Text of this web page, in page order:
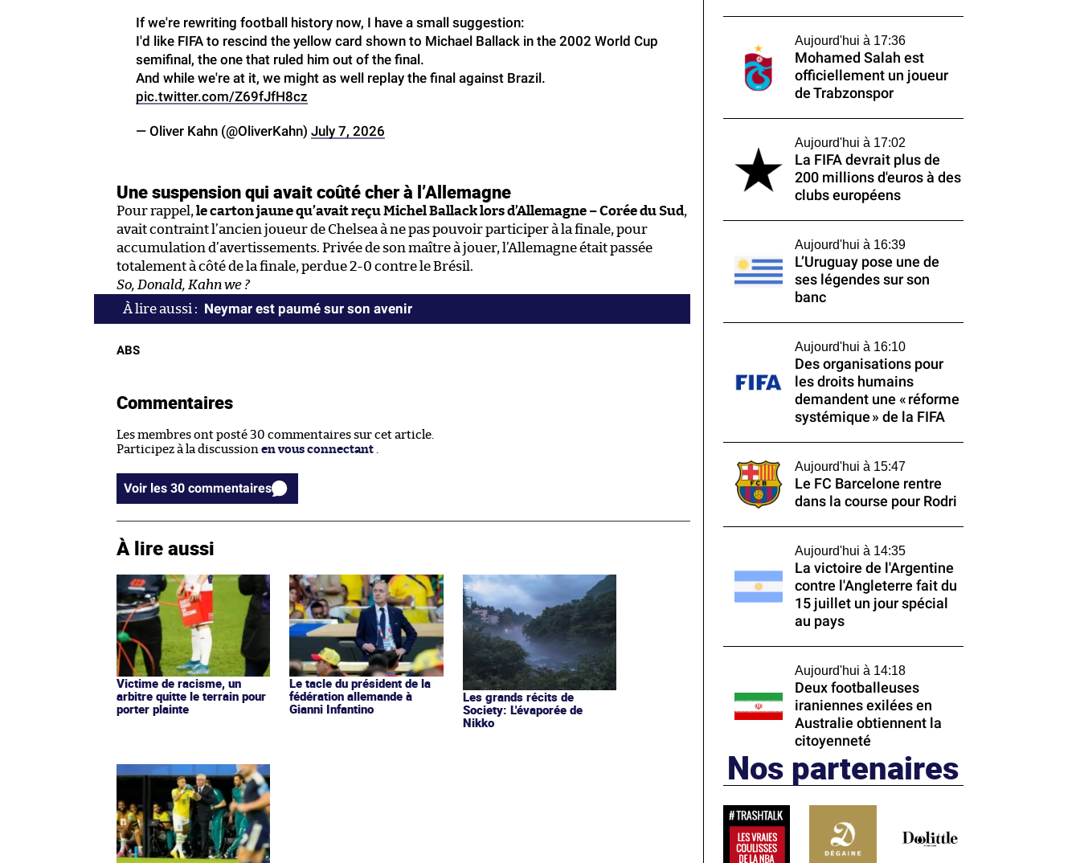
If we're rewriting football history now, I have a small suggestion:
I'd like FIFA to rescind the yellow card shown to Michael Ballack in the 2002 World Cup
semifinal, the one that ruled him out of the final.
And while we're at it, we might as well replay the final against Brazil.
pic.twitter.com/Z69fJfH8cz
— Oliver Kahn (@OliverKahn) July 7, 2026
Une suspension qui avait coûté cher à l’Allemagne
Pour rappel, le carton jaune qu’avait reçu Michel Ballack lors d’Allemagne – Corée du Sud,
avait contraint l’ancien joueur de Chelsea à ne pas pouvoir participer à la finale, pour
accumulation d’avertissements. Privée de son maître à jouer, l’Allemagne était passée
totalement à côté de la finale, perdue 2-0 contre le Brésil.
So, Donald, Kahn we ?
Neymar est paumé sur son avenir
ABS
Commentaires
Les membres ont posté 30 commentaires sur cet article.
Participez à la discussion en vous connectant .
Voir les 30 commentaires
À lire aussi
Victime de racisme, un
arbitre quitte le terrain pour
porter plainte
Le tacle du président de la
fédération allemande à
Gianni Infantino
Les grands récits de
Society: L'évaporée de
Nikko
Aujourd'hui à 17:36
Mohamed Salah est
officiellement un joueur
de Trabzonspor
Aujourd'hui à 17:02
La FIFA devrait plus de
200 millions d'euros à des
clubs européens
Aujourd'hui à 16:39
L’Uruguay pose une de
ses légendes sur son
banc
Aujourd'hui à 16:10
Des organisations pour
les droits humains
demandent une « réforme
systémique » de la FIFA
Aujourd'hui à 15:47
Le FC Barcelone rentre
dans la course pour Rodri
Aujourd'hui à 14:35
La victoire de l'Argentine
contre l'Angleterre fait du
15 juillet un jour spécial
au pays
Aujourd'hui à 14:18
Deux footballeuses
iraniennes exilées en
Australie obtiennent la
citoyenneté
Nos partenaires